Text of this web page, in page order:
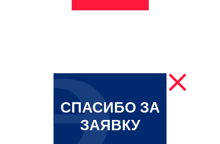
СПАСИБО ЗА
ЗАЯВКУ